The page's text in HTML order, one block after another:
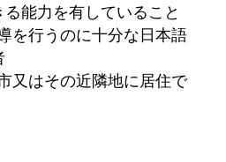
能力を有していること
を行うのに十分な日本語
又はその近隣地に居住で